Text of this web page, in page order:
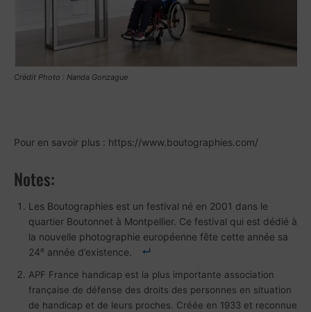
Crédit Photo : Nanda Gonzague
Pour en savoir plus : https://www.boutographies.com/
Notes:
Les Boutographies est un festival né en 2001 dans le
quartier Boutonnet à Montpellier. Ce festival qui est dédié à
la nouvelle photographie européenne fête cette année sa
24e année d’existence.
APF France handicap est la plus importante association
française de défense des droits des personnes en situation
de handicap et de leurs proches. Créée en 1933 et reconnue